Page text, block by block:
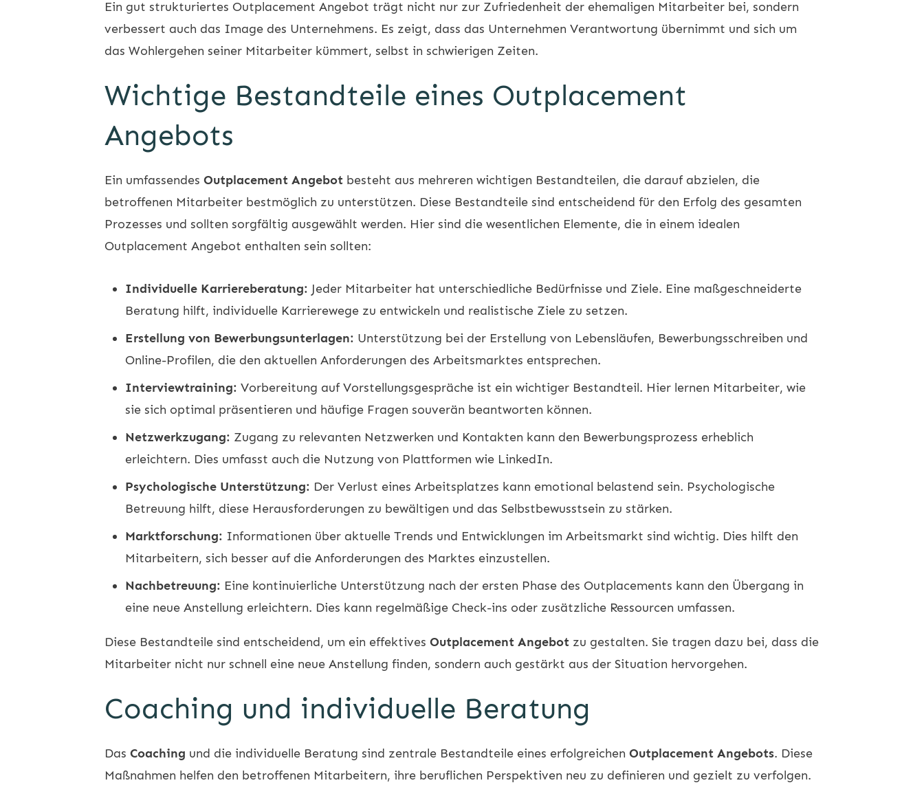
Ein gut strukturiertes Outplacement Angebot trägt nicht nur zur Zufriedenheit der ehemaligen Mitarbeiter bei, sondern
verbessert auch das Image des Unternehmens. Es zeigt, dass das Unternehmen Verantwortung übernimmt und sich um
das Wohlergehen seiner Mitarbeiter kümmert, selbst in schwierigen Zeiten.
Wichtige Bestandteile eines Outplacement
Angebots
Ein umfassendes Outplacement Angebot besteht aus mehreren wichtigen Bestandteilen, die darauf abzielen, die
betroffenen Mitarbeiter bestmöglich zu unterstützen. Diese Bestandteile sind entscheidend für den Erfolg des gesamten
Prozesses und sollten sorgfältig ausgewählt werden. Hier sind die wesentlichen Elemente, die in einem idealen
Outplacement Angebot enthalten sein sollten:
Individuelle Karriereberatung: Jeder Mitarbeiter hat unterschiedliche Bedürfnisse und Ziele. Eine maßgeschneiderte
Beratung hilft, individuelle Karrierewege zu entwickeln und realistische Ziele zu setzen.
Erstellung von Bewerbungsunterlagen: Unterstützung bei der Erstellung von Lebensläufen, Bewerbungsschreiben und
Online-Profilen, die den aktuellen Anforderungen des Arbeitsmarktes entsprechen.
Interviewtraining: Vorbereitung auf Vorstellungsgespräche ist ein wichtiger Bestandteil. Hier lernen Mitarbeiter, wie
sie sich optimal präsentieren und häufige Fragen souverän beantworten können.
Netzwerkzugang: Zugang zu relevanten Netzwerken und Kontakten kann den Bewerbungsprozess erheblich
erleichtern. Dies umfasst auch die Nutzung von Plattformen wie LinkedIn.
Psychologische Unterstützung: Der Verlust eines Arbeitsplatzes kann emotional belastend sein. Psychologische
Betreuung hilft, diese Herausforderungen zu bewältigen und das Selbstbewusstsein zu stärken.
Marktforschung: Informationen über aktuelle Trends und Entwicklungen im Arbeitsmarkt sind wichtig. Dies hilft den
Mitarbeitern, sich besser auf die Anforderungen des Marktes einzustellen.
Nachbetreuung: Eine kontinuierliche Unterstützung nach der ersten Phase des Outplacements kann den Übergang in
eine neue Anstellung erleichtern. Dies kann regelmäßige Check-ins oder zusätzliche Ressourcen umfassen.
Diese Bestandteile sind entscheidend, um ein effektives Outplacement Angebot zu gestalten. Sie tragen dazu bei, dass die
Mitarbeiter nicht nur schnell eine neue Anstellung finden, sondern auch gestärkt aus der Situation hervorgehen.
Coaching und individuelle Beratung
Das Coaching und die individuelle Beratung sind zentrale Bestandteile eines erfolgreichen Outplacement Angebots. Diese
Maßnahmen helfen den betroffenen Mitarbeitern, ihre beruflichen Perspektiven neu zu definieren und gezielt zu verfolgen.